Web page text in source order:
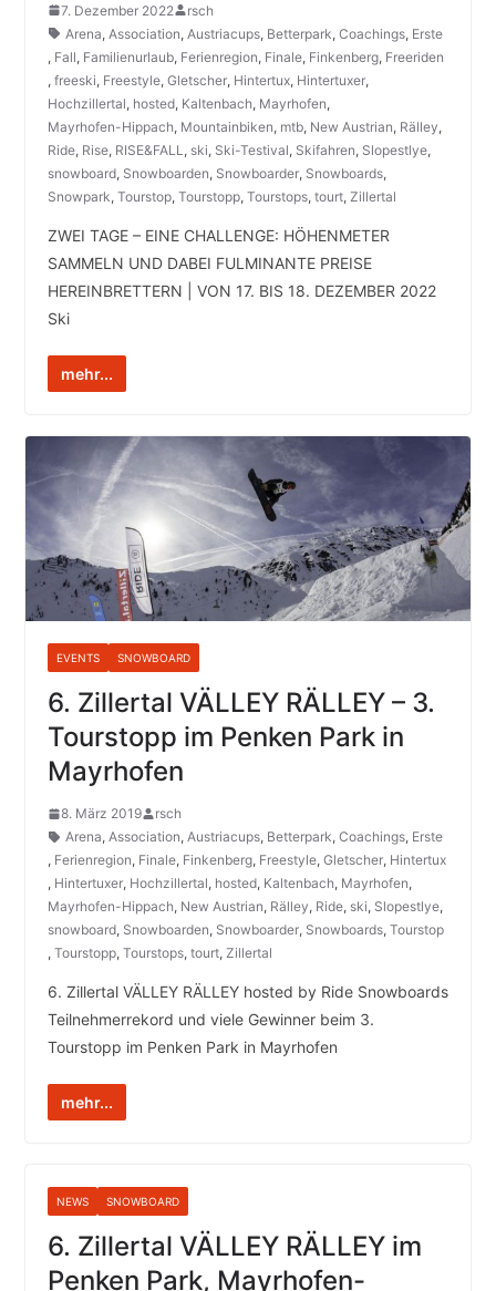
7. Dezember 2022
rsch
Arena, Association, Austriacups, Betterpark, Coachings, Erste
, Fall, Familienurlaub, Ferienregion, Finale, Finkenberg, Freeriden
, freeski, Freestyle, Gletscher, Hintertux, Hintertuxer,
Hochzillertal, hosted, Kaltenbach, Mayrhofen,
Mayrhofen-Hippach, Mountainbiken, mtb, New Austrian, Rälley,
Ride, Rise, RISE&FALL , ski, Ski-Testival, Skifahren, Slopestlye,
snowboard, Snowboarden, Snowboarder, Snowboards,
Snowpark, Tourstop, Tourstopp, Tourstops, tourt, Zillertal
ZWEI TAGE – EINE CHALLENGE: HÖHENMETER
SAMMELN UND DABEI FULMINANTE PREISE
HEREINBRETTERN | VON 17. BIS 18. DEZEMBER 2022
Ski
mehr...
EVENTS SNOWBOARD
6. Zillertal VÄLLEY RÄLLEY – 3.
Tourstopp im Penken Park in
Mayrhofen
8. März 2019
rsch
Arena, Association, Austriacups, Betterpark, Coachings, Erste
, Ferienregion, Finale, Finkenberg, Freestyle, Gletscher, Hintertux
, Hintertuxer, Hochzillertal, hosted, Kaltenbach, Mayrhofen,
Mayrhofen-Hippach, New Austrian, Rälley, Ride, ski, Slopestlye,
snowboard, Snowboarden, Snowboarder, Snowboards, Tourstop
, Tourstopp, Tourstops, tourt, Zillertal
6. Zillertal VÄLLEY RÄLLEY hosted by Ride Snowboards
Teilnehmerrekord und viele Gewinner beim 3.
Tourstopp im Penken Park in Mayrhofen
mehr...
NEWS SNOWBOARD
6. Zillertal VÄLLEY RÄLLEY im
Penken Park, Mayrhofen-